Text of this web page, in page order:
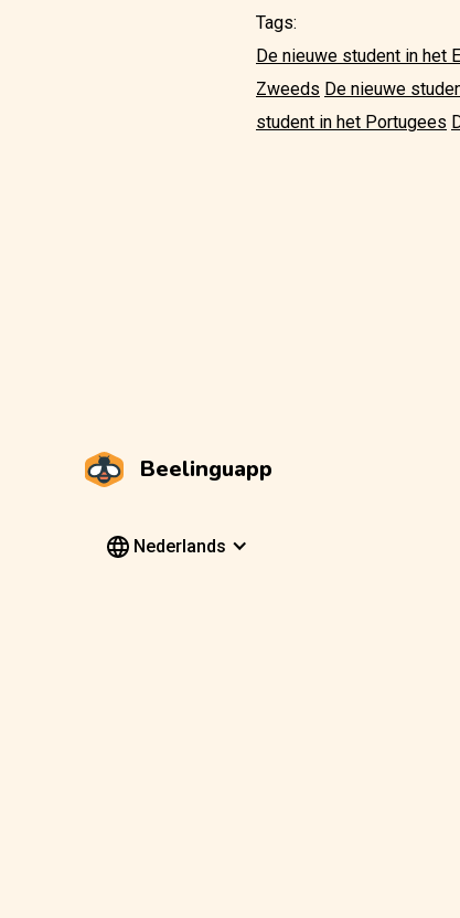
Tags:
De nieuwe student in het
Zweeds De nieuwe
student in het Portugees
Beelinguapp
Nederlands